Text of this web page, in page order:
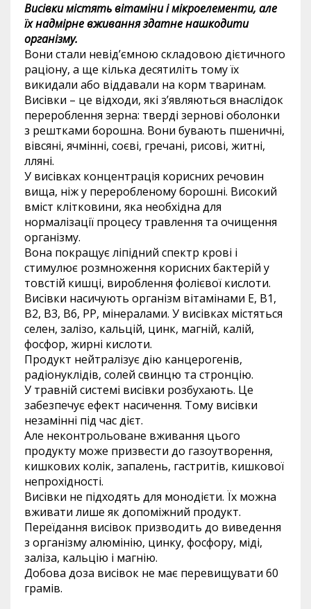
Висівки містять вітаміни і мікроелементи, але
їх надмірне вживання здатне нашкодити
організму.
Вони стали невід’ємною складовою дієтичного
раціону, а ще кілька десятиліть тому їх
викидали або віддавали на корм тваринам.
Висівки – це відходи, які з’являються внаслідок
перероблення зерна: тверді зернові оболонки
з рештками борошна. Вони бувають пшеничні,
вівсяні, ячмінні, соєві, гречані, рисові, житні,
лляні.
У висівках концентрація корисних речовин
вища, ніж у переробленому борошні. Високий
вміст клітковини, яка необхідна для
нормалізації процесу травлення та очищення
організму.
Вона покращує ліпідний спектр крові і
стимулює розмноження корисних бактерій у
товстій кишці, вироблення фолієвої кислоти.
Висівки насичують організм вітамінами Е, В1,
В2, В3, В6, РР, мінералами. У висівках містяться
селен, залізо, кальцій, цинк, магній, калій,
фосфор, жирні кислоти.
Продукт нейтралізує дію канцерогенів,
радіонуклідів, солей свинцю та стронцію.
У травній системі висівки розбухають. Це
забезпечує ефект насичення. Тому висівки
незамінні під час дієт.
Але неконтрольоване вживання цього
продукту може призвести до газоутворення,
кишкових колік, запалень, гастритів, кишкової
непрохідності.
Висівки не підходять для монодієти. Їх можна
вживати лише як допоміжний продукт.
Переїдання висівок призводить до виведення
з організму алюмінію, цинку, фосфору, міді,
заліза, кальцію і магнію.
Добова доза висівок не має перевищувати 60
грамів.